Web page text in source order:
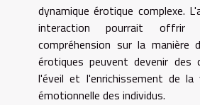
dynamique érotique complexe.
interaction pourrait
compréhension sur la manière
érotiques peuvent devenir des
l'éveil et l'enrichissement de la
émotionnelle des individus.